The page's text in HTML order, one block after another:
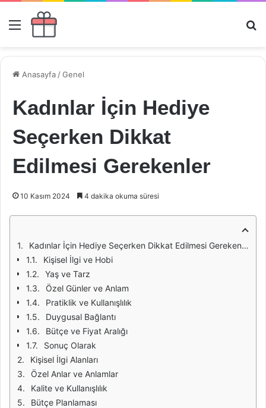
Menü
Anasayfa /Genel
Kadınlar İçin Hediye
Seçerken Dikkat
Edilmesi Gerekenler
10 Kasım 2024 4 dakika okuma süresi
Kadınlar İçin Hediye Seçerken Dikkat Edilmesi Gerekenler
Kişisel İlgi ve Hobi
Yaş ve Tarz
Özel Günler ve Anlam
Pratiklik ve Kullanışlılık
Duygusal Bağlantı
Bütçe ve Fiyat Aralığı
Sonuç Olarak
Kişisel İlgi Alanları
Özel Anlar ve Anlamlar
Kalite ve Kullanışlılık
Bütçe Planlaması